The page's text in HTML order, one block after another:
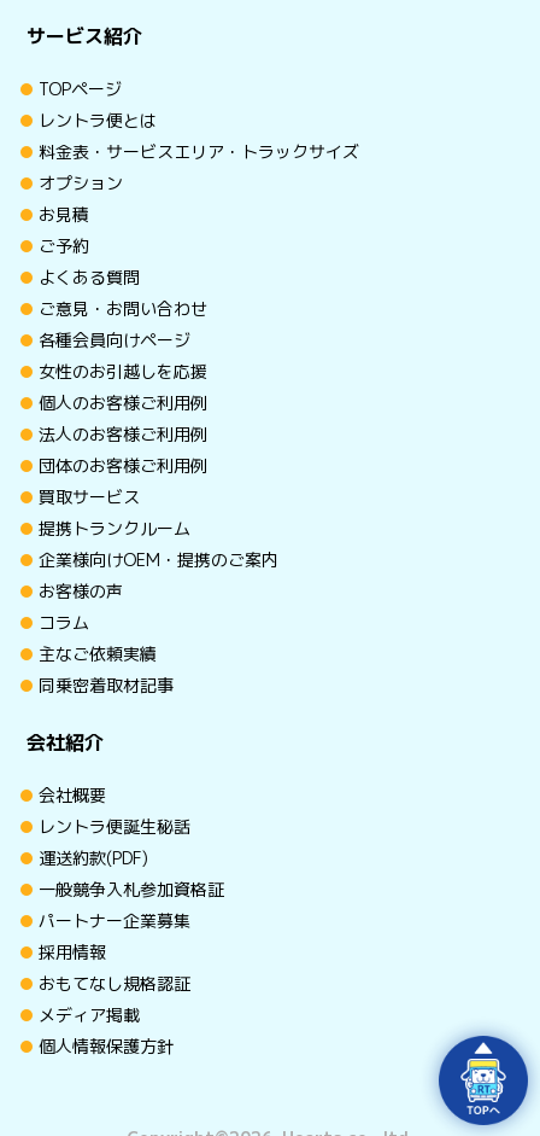
サービス紹介
TOPページ
レントラ便とは
料金表・サービスエリア・トラックサイズ
オプション
お見積
ご予約
よくある質問
ご意見・お問い合わせ
各種会員向けページ
女性のお引越しを応援
個人のお客様ご利用例
法人のお客様ご利用例
団体のお客様ご利用例
買取サービス
提携トランクルーム
企業様向けOEM・提携のご案内
お客様の声
コラム
主なご依頼実績
同乗密着取材記事
会社紹介
会社概要
レントラ便誕生秘話
運送約款(PDF)
一般競争入札参加資格証
パートナー企業募集
採用情報
おもてなし規格認証
メディア掲載
個人情報保護方針